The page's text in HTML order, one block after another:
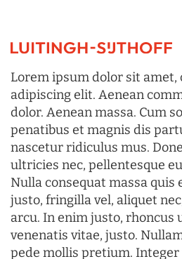
Lorem ipsum dolor sit amet,
adipiscing elit. Aenean
dolor. Aenean massa. Cum
penatibus et magnis dis
nascetur ridiculus mus.
ultricies nec, pellentesque
Nulla consequat massa quis
justo, fringilla vel, aliquet
arcu. In enim justo, rhoncus
venenatis vitae, justo.
pede mollis pretium. Integer